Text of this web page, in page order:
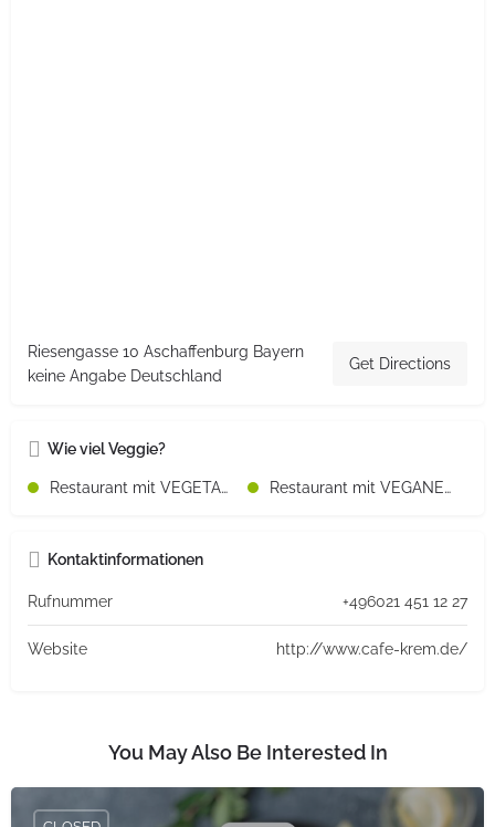
Riesengasse 10 Aschaffenburg Bayern
keine Angabe Deutschland
Get Directions
Wie viel Veggie?
Restaurant mit VEGETARISCHEN Speisen Restaurant mit VEGANEN Speisen
Kontaktinformationen
Rufnummer +496021 451 12 27
Website http://www.cafe-krem.de/
You May Also Be Interested In